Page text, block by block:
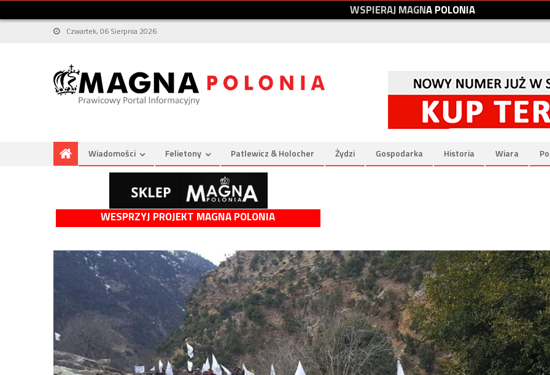
WSPIERAJMAGNAPOLONIA
Czwartek, 06 Sierpnia 2026
Wiadomości Felietony Patlewicz & Holocher Żydzi Gospodarka Historia Wiara
WESPRZYJ PROJEKT MAGNA POLONIA